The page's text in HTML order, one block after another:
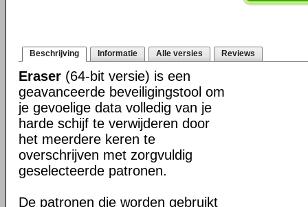
Beschrijving Informatie Alle versies Reviews
Eraser (64-bit versie) is een
geavanceerde beveiligingstool om
je gevoelige data volledig van je
harde schijf te verwijderen door
het meerdere keren te
overschrijven met zorgvuldig
geselecteerde patronen.
De patronen die worden gebruikt